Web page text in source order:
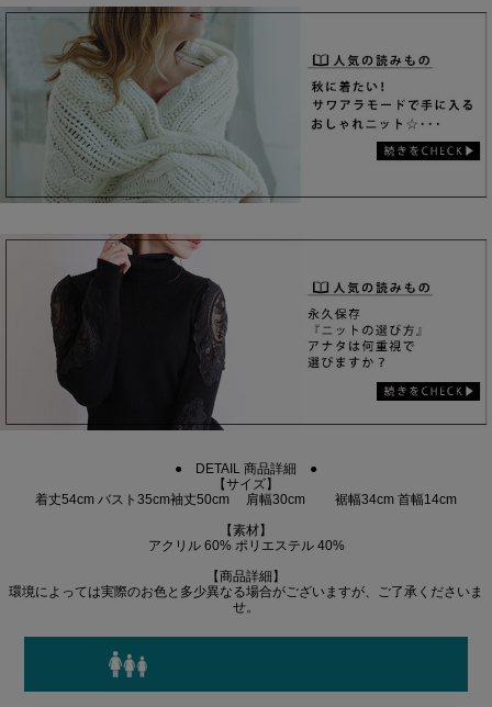
● DETAIL 商品詳細 ●
【サイズ】
着丈54cm バスト35cm袖丈50cm 肩幅30cm 裾幅34cm 首幅14cm
【素材】
アクリル 60% ポリエステル 40%
【商品詳細】
環境によっては実際のお色と多少異なる場合がございますが、ご了承くださいま
せ。